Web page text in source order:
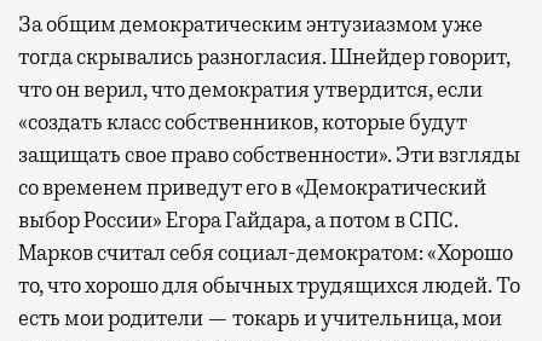
За общим демократическим энтузиазмом уже
тогда скрывались разногласия. Шнейдер говорит,
что он верил, что демократия утвердится, если
«создать класс собственников, которые будут
защищать свое право собственности». Эти взгляды
со временем приведут его в «Демократический
выбор России» Егора Гайдара, а потом в СПС.
Марков считал себя социал-демократом: «Хорошо
то, что хорошо для обычных трудящихся людей. То
есть мои родители — токарь и учительница, мои